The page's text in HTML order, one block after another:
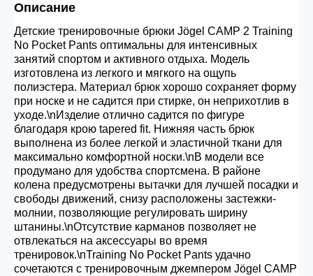
Опт 2 (36%) - сумма всех заказов за 6 месяцев
200.000 рублей.
Опт 1(38%) -сумма всех заказов за 6 месяцев -
400.000 рублей.
Описание
Детские тренировочные брюки Jögel CAMP 2 Training
No Pocket Pants оптимальны для интенсивных
занятий спортом и активного отдыха. Модель
изготовлена из легкого и мягкого на ощупь
полиэстера. Материал брюк хорошо сохраняет форму
при носке и не садится при стирке, он неприхотлив в
уходе.\nИзделие отлично садится по фигуре
благодаря крою tapered fit. Нижняя часть брюк
выполнена из более легкой и эластичной ткани для
максимально комфортной носки.\nВ модели все
продумано для удобства спортсмена. В районе
колена предусмотрены вытачки для лучшей посадки и
свободы движений, снизу расположены застежки-
молнии, позволяющие регулировать ширину
штанины.\nОтсутствие карманов позволяет не
отвлекаться на аксессуары во время
тренировок.\nTraining No Pocket Pants удачно
сочетаются с тренировочным джемпером Jögel CAMP